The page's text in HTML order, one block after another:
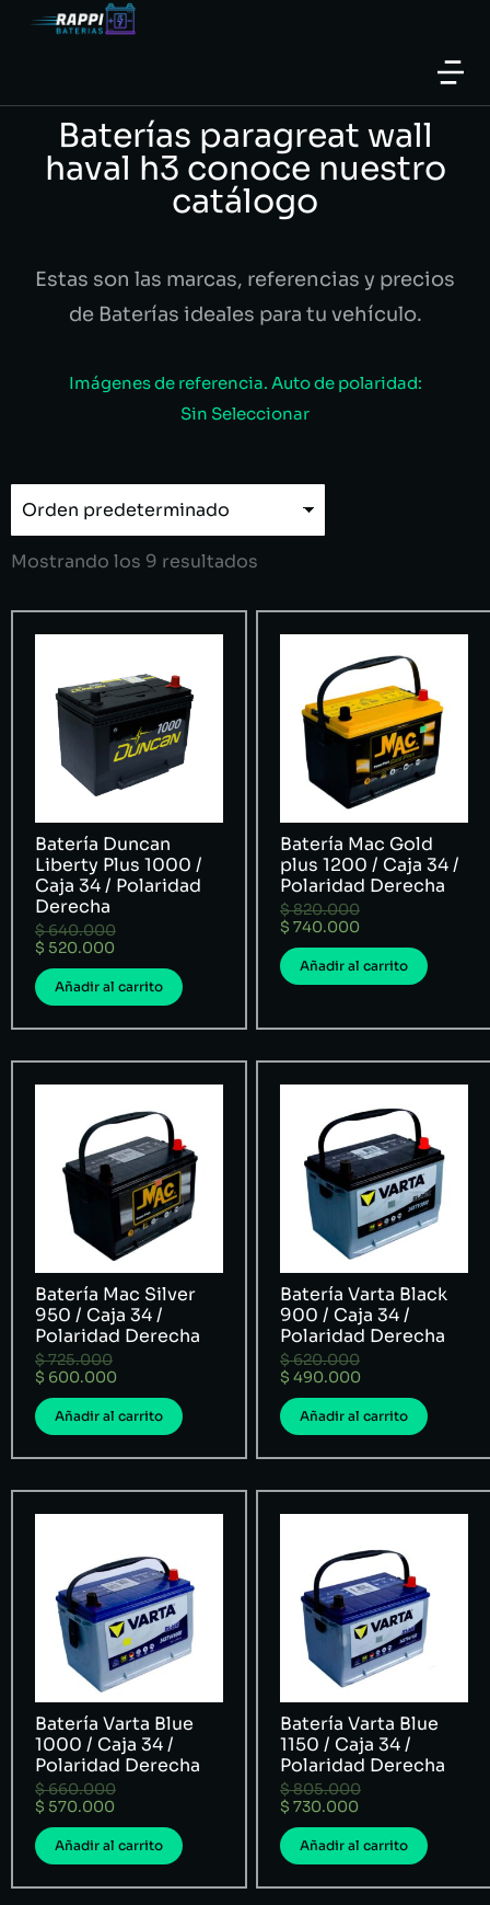
Baterías paragreat wall
haval h3 conoce nuestro
catálogo
Estas son las marcas, referencias y precios
de Baterías ideales para tu vehículo.
Imágenes de referencia. Auto de polaridad:
Sin Seleccionar
Mostrando los 9 resultados
Batería Duncan
Liberty Plus 1000 /
Caja 34 / Polaridad
Derecha
$640.000
$ 520.000
Añadir al carrito
Batería Mac Gold
plus 1200 / Caja 34 /
Polaridad Derecha
$820.000
$ 740.000
Añadir al carrito
Batería Mac Silver
950 / Caja 34 /
Polaridad Derecha
$725.000
$ 600.000
Añadir al carrito
Batería Varta Black
900 / Caja 34 /
Polaridad Derecha
$620.000
$ 490.000
Añadir al carrito
Batería Varta Blue
1000 / Caja 34 /
Polaridad Derecha
$660.000
$ 570.000
Añadir al carrito
Batería Varta Blue
1150 / Caja 34 /
Polaridad Derecha
$805.000
$ 730.000
Añadir al carrito